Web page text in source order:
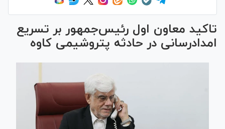
تاکید معاون اول رئیس‌جمهور بر تسریع
امدادرسانی در حادثه پتروشیمی کاوه